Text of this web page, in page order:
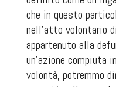
che in questo
nell’atto volontario
appartenuto alla
un’azione compiuta
volontà, potremmo